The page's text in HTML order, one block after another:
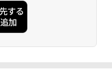
ray】【新品】 劇場版
城編 第一章 猗窩座再
ワイヤレス コントロー
」無限城編 第一章 猗
[Blu-ray]